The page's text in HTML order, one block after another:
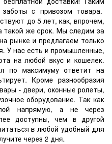
с привозом товара.
до 5 лет, как, впрочем,
такой же срок. Мы следим за
рынке и предлагаем только
У нас есть и промышленные,
на любой вкус и кошелек.
по максимуму ответит на
Кроме разнообразия
- двери, оконные ролеты,
оборудование. Так как
напрямую, а не через
доступны, чем в другой
в любой удобный для
через 2 дня.